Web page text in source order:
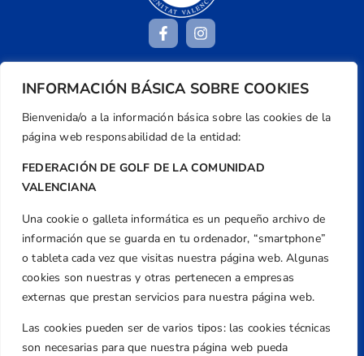
INFORMACIÓN BÁSICA SOBRE COOKIES
Bienvenida/o a la información básica sobre las cookies de la
página web responsabilidad de la entidad:
FEDERACIÓN DE GOLF DE LA COMUNIDAD
VALENCIANA
Una cookie o galleta informática es un pequeño archivo de
información que se guarda en tu ordenador, “smartphone”
o tableta cada vez que visitas nuestra página web. Algunas
cookies son nuestras y otras pertenecen a empresas
externas que prestan servicios para nuestra página web.
Las cookies pueden ser de varios tipos: las cookies técnicas
son necesarias para que nuestra página web pueda
Dirección
Centre de L´Esport, Carrer d'Isaac Peral i
Caballero, Nº 5, Despachos 2 y 3, 46980,
Email
federacion@golfcv.com
Aviso Legal
Política de Privacidad
Transparencia